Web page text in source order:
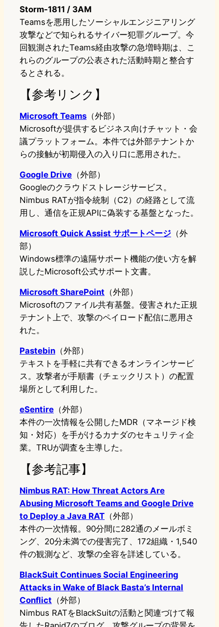
Storm-1811 / 3AM
Teamsを悪用したソーシャルエンジニアリング
攻撃などで知られるサイバー犯罪グループ。今
回観測されたTeams経由攻撃の急増時期は、こ
れらのグループの公表された活動時期と整合す
るとされる。
【参考リンク】
Microsoft Teams （外部）
Microsoftが提供するビジネス向けチャット・会
議プラットフォーム。本件では外部テナントか
らの接触が初期侵入の入り口に悪用された。
Google Drive （外部）
Googleのクラウドストレージサービス。
Nimbus RATが指令統制（C2）の経路として流
用し、通信を正規APIに偽装する基盤となった。
Microsoft Quick Assist サポートページ （外
部）
Windows標準の遠隔サポート機能の使い方を解
説したMicrosoft公式サポート文書。
Microsoft SharePoint （外部）
Microsoftのファイル共有基盤。侵害された正規
テナント上で、攻撃のペイロード配信に悪用さ
れた。
Pastebin （外部）
テキストを手軽に共有できるオンラインサービ
ス。攻撃者が手順書（チェックリスト）の配置
場所として利用した。
eSentire （外部）
本件の一次情報を公開したMDR（マネージド検
知・対応）を手がけるカナダのセキュリティ企
業。TRUが調査を主導した。
【参考記事】
Nimbus RAT: How Threat Actors Are
Abusing Microsoft Teams and Google Drive
to Deploy a Java RAT （外部）
本件の一次情報。90分間に282通のメールボミ
ング、20分未満での侵害完了、172組織・1,540
件の観測など、攻撃の全容を詳述している。
BlackSuit Continues Social Engineering
Attacks in Wake of Black Basta’s Internal
Conflict （外部）
Nimbus RATをBlackSuitの活動と関連づけて報